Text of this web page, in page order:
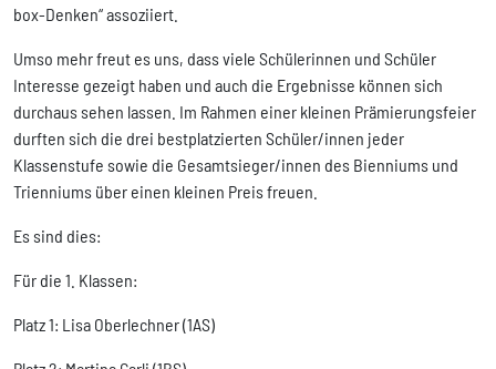
box-Denken“ assoziiert.
Umso mehr freut es uns, dass viele Schülerinnen und Schüler
Interesse gezeigt haben und auch die Ergebnisse können sich
durchaus sehen lassen. Im Rahmen einer kleinen Prämierungsfeier
durften sich die drei bestplatzierten Schüler/innen jeder
Klassenstufe sowie die Gesamtsieger/innen des Bienniums und
Trienniums über einen kleinen Preis freuen.
Es sind dies:
Für die 1. Klassen:
Platz 1: Lisa Oberlechner (1AS)